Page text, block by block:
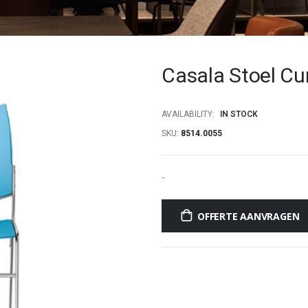
Casala Stoel
AVAILABILITY:
IN STOCK
SKU 8514.0055
-
OFFERTE AANVRAGEN